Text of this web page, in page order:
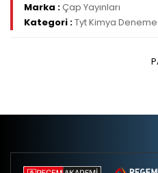
Marka :Çap Yayınları
Kategori :Tyt Kimya Deneme